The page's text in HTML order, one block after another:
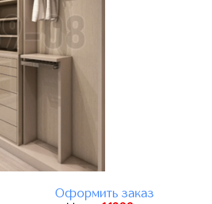
Оформить заказ